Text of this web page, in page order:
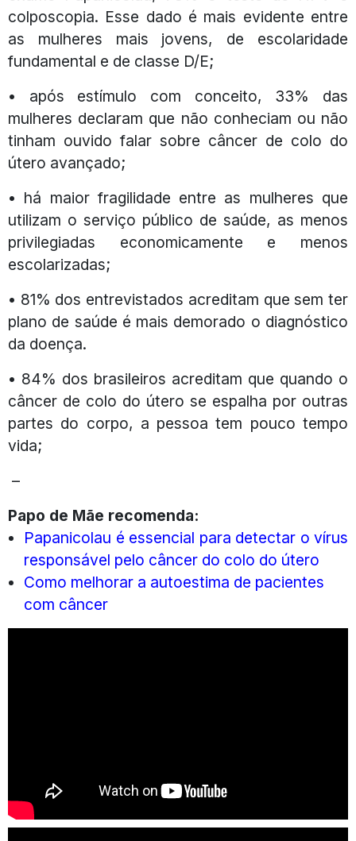
colposcopia. Esse dado é mais evidente entre
as mulheres mais jovens, de escolaridade
fundamental e de classe D/E;
• após estímulo com conceito, 33% das
mulheres declaram que não conheciam ou não
tinham ouvido falar sobre câncer de colo do
útero avançado;
• há maior fragilidade entre as mulheres que
utilizam o serviço público de saúde, as menos
privilegiadas economicamente e menos
escolarizadas;
• 81% dos entrevistados acreditam que sem ter
plano de saúde é mais demorado o diagnóstico
da doença.
• 84% dos brasileiros acreditam que quando o
câncer de colo do útero se espalha por outras
partes do corpo, a pessoa tem pouco tempo
vida;
–
Papo de Mãe recomenda:
Papanicolau é essencial para detectar o vírus
responsável pelo câncer do colo do útero
Como melhorar a autoestima de pacientes
com câncer